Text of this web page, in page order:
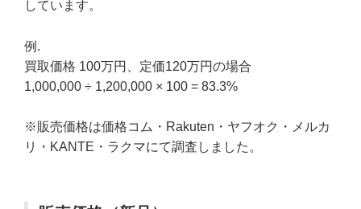
しています。
例.
買取価格 100万円、定価120万円の場合
1,000,000 ÷ 1,200,000 × 100 = 83.3%
※販売価格は価格コム・Rakuten・ヤフオク・メルカ
リ・KANTE・ラクマにて調査しました。